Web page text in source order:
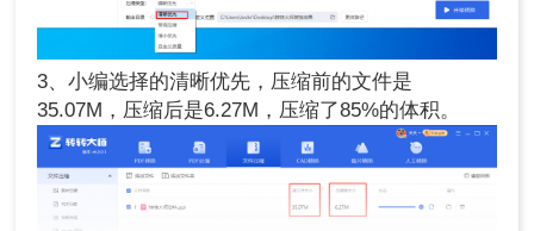
3、小编选择的清晰优先，压缩前的文件是
35.07M，压缩后是6.27M，压缩了85%的体积。